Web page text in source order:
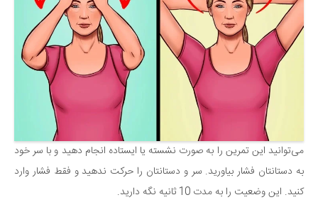
سینما و تئاتر
تلویزیون
موسیقی
چهره‌ها
عکاسی و هنرهای تجسمی
کتاب و کتاب‌خوانی
تاریخ
معماری
علمی
می‌توانید این تمرین را به صورت نشسته یا ایستاده انجام دهید و با سر خود
به دستانتان فشار بیاورید. سر و دستانتان را حرکت ندهید و فقط فشار وارد
کنید. این وضعیت را به مدت 10 ثانیه نگه دارید.